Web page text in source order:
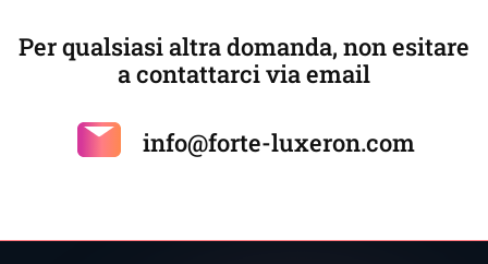
Per qualsiasi altra domanda, non esitare
a contattarci via email
info@forte-luxeron.com